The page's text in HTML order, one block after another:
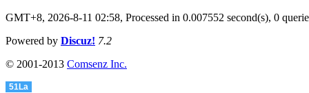
GMT+8, 2026-8-11 02:58, Processed in 0.007552 second(s), 0
Powered by Discuz! 7.2
© 2001-2013 Comsenz Inc.
51La